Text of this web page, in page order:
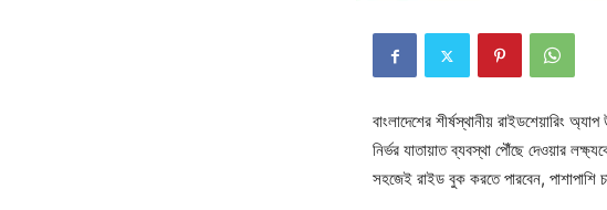
বাংলাদেশের শীর্ষস্থানীয় রাইডশেয়ারিং
নির্ভর যাতায়াত ব্যবস্থা পৌঁছে দেওয়ার
সহজেই রাইড বুক করতে পারবেন,